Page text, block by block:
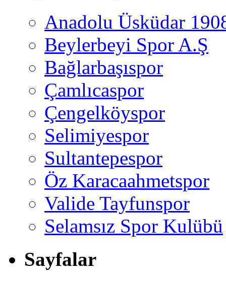
Anadolu Üsküdar
Beylerbeyi Spor A.Ş
Bağlarbaşıspor
Çamlıcaspor
Çengelköyspor
Selimiyespor
Sultantepespor
Öz Karacaahmetspor
Valide Tayfunspor
Selamsız Spor Kulübü
Sayfalar